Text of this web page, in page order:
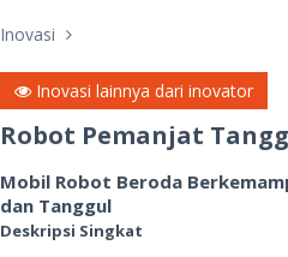
Inovasi
Inovasi lainnya dari inovator
Robot Pemanjat
Mobil Robot Beroda
dan Tanggul
Deskripsi Singkat